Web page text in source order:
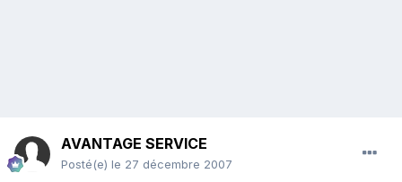
AVANTAGE SERVICE
Posté(e) le 27 décembre 2007